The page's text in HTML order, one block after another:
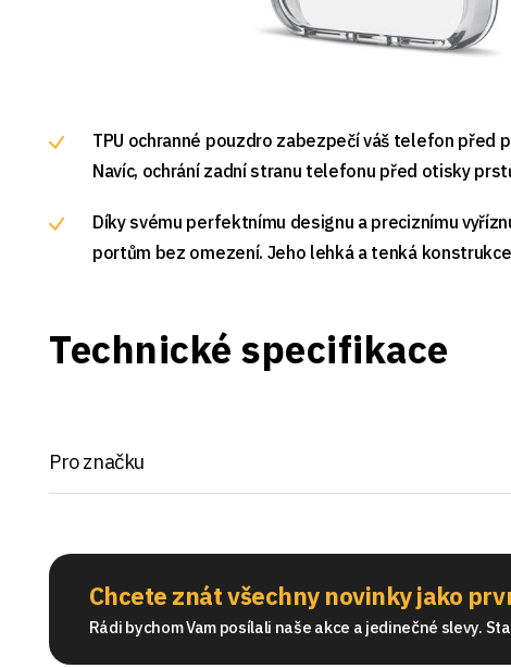
TPU ochranné pouzdro zabezpečí váš telefon před
Navíc, ochrání zadní stranu telefonu před otisky
Díky svému perfektnímu designu a preciznímu
portům bez omezení. Jeho lehká a tenká
Technické specifikace
Pro značku
Chcete znát všechny novinky jako
Rádi bychom Vam posílali naše akce a jedinečné slevy.